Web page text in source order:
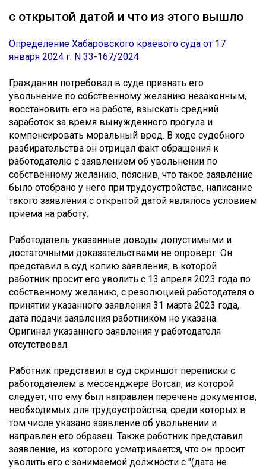
с открытой датой и что из этого вышло
Определение Хабаровского краевого суда от 17
января 2024 г. N 33-167/2024
Гражданин потребовал в суде признать его
увольнение по собственному желанию незаконным,
восстановить его на работе, взыскать средний
заработок за время вынужденного прогула и
компенсировать моральный вред. В ходе судебного
разбирательства он отрицал факт обращения к
работодателю с заявлением об увольнении по
собственному желанию, пояснив, что такое заявление
было отобрано у него при трудоустройстве, написание
такого заявления с открытой датой являлось условием
приема на работу.
Работодатель указанные доводы допустимыми и
достаточными доказательствами не опроверг. Он
представил в суд копию заявления, в которой
работник просит его уволить с 13 апреля 2023 года по
собственному желанию, с резолюцией работодателя о
принятии указанного заявления 31 марта 2023 года,
дата подачи заявления работником не указана.
Оригинал указанного заявления у работодателя
отсутствовал.
Работник представил в суд скриншот переписки с
работодателем в мессенджере Вотсап, из которой
следует, что ему был направлен перечень документов,
необходимых для трудоустройства, среди которых в
том числе указано заявление об увольнении и
направлен его образец. Также работник представил
заявление, из которого усматривается, что он просит
уволить его с занимаемой должности с "(дата не